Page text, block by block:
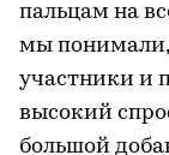
пальцам на
мы понимали,
участники и
высокий
большой